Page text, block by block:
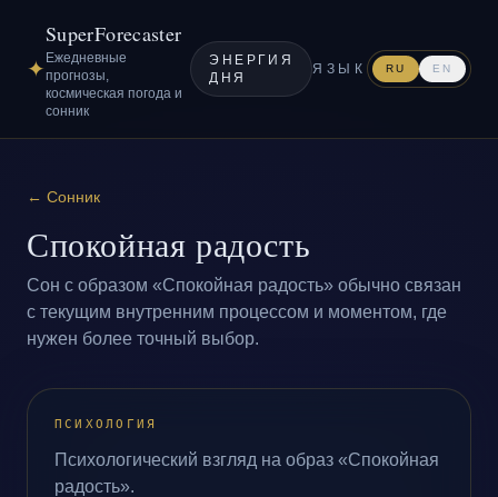
✦
SuperForecaster
Ежедневные
прогнозы,
космическая погода и
сонник
ЭНЕРГИЯ
ДНЯ
ЯЗЫК RU EN
← Сонник
Спокойная радость
Сон с образом «Спокойная радость» обычно связан
с текущим внутренним процессом и моментом, где
нужен более точный выбор.
ПСИХОЛОГИЯ
Психологический взгляд на образ «Спокойная
радость».